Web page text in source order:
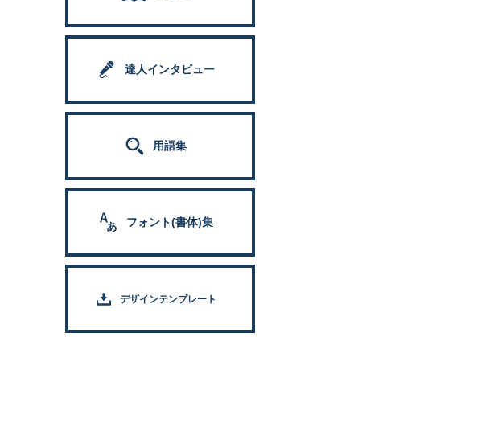
達人インタビュー
用語集
フォント(書体)集
デザインテンプレート